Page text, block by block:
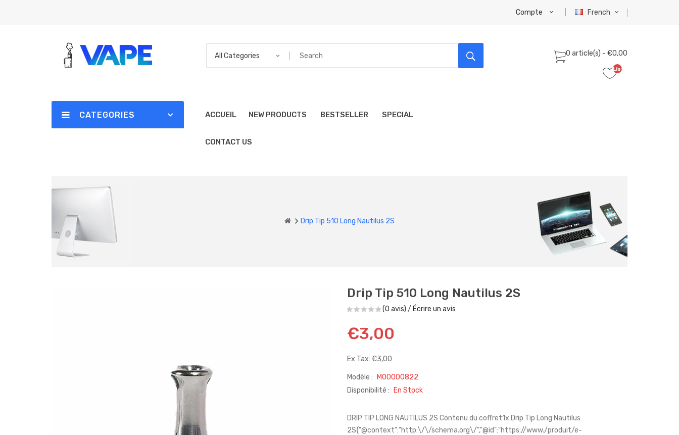
French
Compte
All Categories 0 article(s) - €0,00
Liste
CATEGORIES ACCUEIL NEW PRODUCTS BESTSELLER SPECIAL
CONTACT US
Drip Tip 510 Long Nautilus 2S
Drip Tip 510 Long Nautilus 2S
(0 avis) / Écrire un avis
€3,00
Ex Tax: €3,00
Modèle :
M00000822
Disponibilité :
En Stock
DRIP TIP LONG NAUTILUS 2S Contenu du coffret1x Drip Tip Long Nautilus
2S{"@context":"http:\/\/schema.org\/","@id":"https://www./produit/e-